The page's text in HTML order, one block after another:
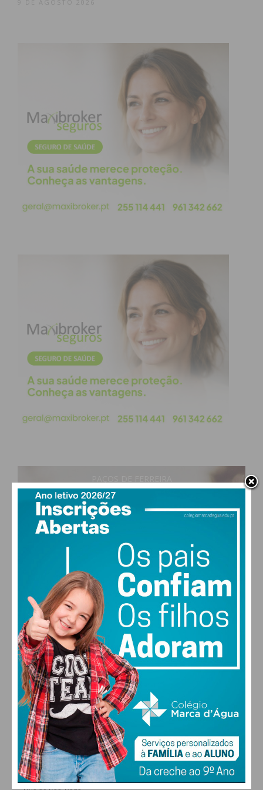
Pelo palco do Capital do Móvel Summer Fest,
iniciativa organizada pela Câmara Municipal de
Paços de Ferreira, que decorre no Parque Urbano
de Paços de Ferreira, vão passar esta noite, dia 5 de
setembro, Rodrigo Campos (21h00 – 23h00), Richie
Campbell (23h00 – 00h15), Zara G (01h30 – 02h45) e
Khard (03h00 – 04h00).
Amanhã, dia 6, a noite conta com as atuações de
Mizzi Miles (23h45 – 01h00), Lon3r Johny (01h00 –
Subscreva a newsletter do
Imediato
Assine nossa newsletter por e-mail e
obtenha de forma regular a informação
atualizada.
9 DE AGOSTO 2026
17°
clear sky
89% humidade
29°
SEG
31
TER
32°
QUA
31°
QUI
ALTERAR
FARMACIAS DE SERVIÇO EM PAÇOS DE
FERREIRA